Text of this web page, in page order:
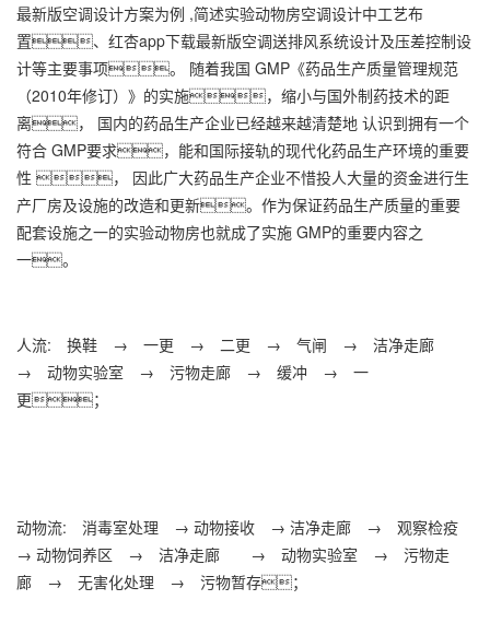
最新版空调设计方案为例 ,简述实验动物房空调设计中工艺布
置、红杏app下载最新版空调送排风系统设计及压差控制设
计等主要事项。 随着我国 GMP《药品生产质量管理规范
（2010年修订）》的实施，缩小与国外制药技术的距
离， 国内的药品生产企业已经越来越清楚地 认识到拥有一个
符合 GMP要求，能和国际接轨的现代化药品生产环境的重要
性 ， 因此广大药品生产企业不惜投人大量的资金进行生
产厂房及设施的改造和更新。作为保证药品生产质量的重要
配套设施之一的实验动物房也就成了实施 GMP的重要内容之
一。
人流: 换鞋 → 一更 → 二更 → 气闸 → 洁净走廊
→ 动物实验室 → 污物走廊 → 缓冲 → 一
更；
动物流: 消毒室处理 → 动物接收 → 洁净走廊 → 观察检疫
→ 动物饲养区 → 洁净走廊 → 动物实验室 → 污物走
廊 → 无害化处理 → 污物暂存；